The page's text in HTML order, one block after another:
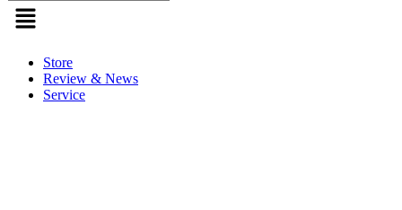
Store
Review & News
Service